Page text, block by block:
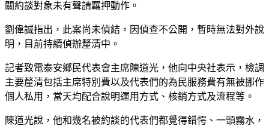
關約談對象未有聲請羈押動作。
劉偉誠指出，此案尚未偵結，因偵查不公開，暫時無法對外說
明，目前持續偵辦釐清中。
記者致電泰安鄉民代表會主席陳道光，他向中央社表示，檢調
主要釐清包括主席特別費以及代表們的為民服務費有無被挪作
個人私用，當天均配合說明運用方式、核銷方式及流程等。
陳道光說，他和幾名被約談的代表們都覺得錯愕、一頭霧水，